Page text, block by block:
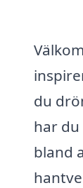
du
har
bland